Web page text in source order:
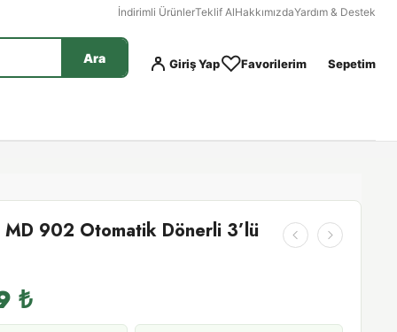
İndirimli ÜrünlerTeklif AlHakkımızdaYardım & Destek
Ara Giriş Yap Favorilerim Sepetim
902 Otomatik Dönerli 3’lü
₺